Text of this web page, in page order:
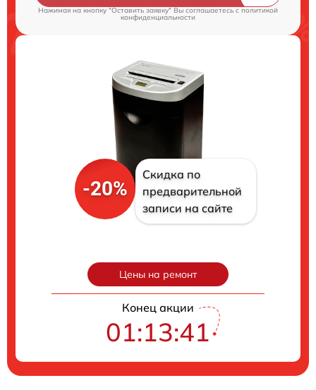
Нажимая на кнопку "Оставить заявку" Вы соглашаетесь c политикой
конфиденциальности
-20%
Скидка по
предварительной
записи на сайте
Цены на ремонт
Конец акции
01:13:40